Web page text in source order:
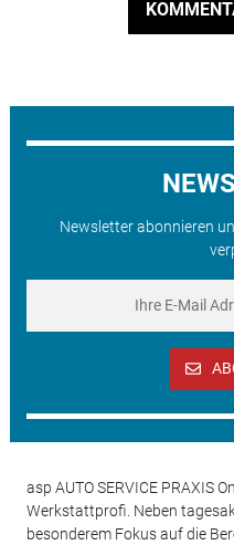
Newsletter abonnieren
asp AUTO SERVICE PRAXIS
Werkstattprofi. Neben
besonderem Fokus auf die